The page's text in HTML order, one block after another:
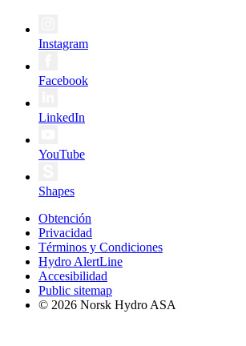
Instagram
Facebook
LinkedIn
YouTube
Shapes
Obtención
Privacidad
Términos y Condiciones
Hydro AlertLine
Accesibilidad
Public sitemap
© 2026 Norsk Hydro ASA